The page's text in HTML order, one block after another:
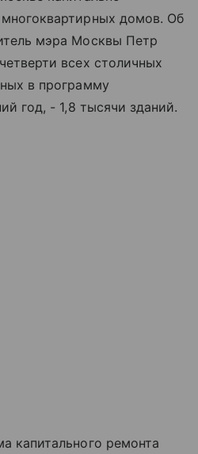
домов. Об
мэра Москвы Петр
всех столичных
в программу
год, - 1,8 тысячи зданий.
капитального ремонта